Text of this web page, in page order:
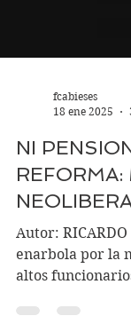
fcabieses
18 ene 2025
NI
REFORMA:
Autor: RICARDO
enarbola por la